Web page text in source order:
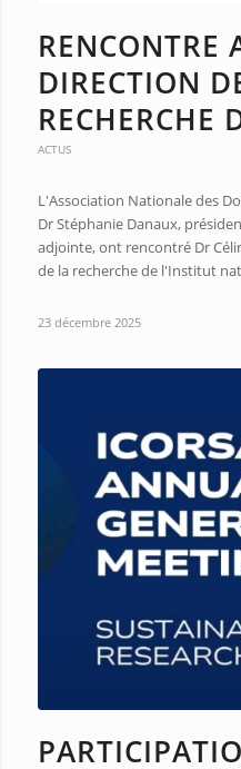
RENCONTRE
DIRECTION
RECHERCHE
ACTUS
L'Association Nationale des
Dr Stéphanie Danaux,
adjointe, ont rencontré Dr
de la recherche de l'Institut
23 décembre 2025